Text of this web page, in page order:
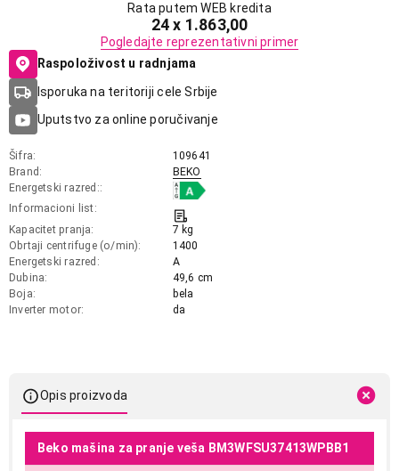
Rata putem WEB kredita
24 x 1.863,00
Pogledajte reprezentativni primer
Raspoloživost u radnjama
Isporuka na teritoriji cele Srbije
Uputstvo za online poručivanje
Šifra
109641
Brand
BEKO
Energetski razred:
Informacioni list
Kapacitet pranja
7 kg
Obrtaji centrifuge (o/min)
1400
Energetski razred
A
Dubina
49,6 cm
Boja
bela
Inverter motor
da
Opis proizvoda
Beko mašina za pranje veša BM3WFSU37413WPBB1